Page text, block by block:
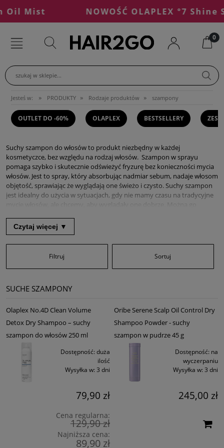
Mist NOWOŚĆ OLAPLEX °7 Shine
szukaj w sklepie...
Jesteś w: » PRODUKTY » Rodzaje produktów » szampony
OUTLET DO -60% OLAPLEX BESTSELLERY
Suchy szampon do włosów to produkt niezbędny w każdej
kosmetyczce, bez względu na rodzaj włosów. Szampon w sprayu
pomaga szybko i skutecznie odświeżyć fryzurę bez konieczności mycia
włosów. Jest to spray, który absorbując nadmiar sebum, nadaje włosom
objętość, sprawiając że wyglądają one świeżo i czysto. Suchy szampon
jest idealny do użycia w sytuacjach, gdy nie mamy czasu na tradycyjne
mycie włosów, ale chcemy, aby wyglądały one dobrze. Można go
przedłużyć świeżość fryzury. W sklepie hair2go.pl z profesjonalnymi
produktami do pielęgnacji i stylizacji włosów znajdziesz suche
szampony doskonale znanych marek, takich jakKevin Murphy,Olaplex
Eleven Australia
Na czym polega działanie suchego szamponu?
pomagają w oczyszczeniu i odświeżeniu włosów bez konieczności ich
Skrobia kukurydziana lub ryżowa - absorbują nadmiar sebum na
skórze głowy i włosach, sprawiając że wyglądają one świeżo i
czysto.
Talk - działa matująco i pomaga w absorpcji zbędnego oleju z
włosów.
Ekstrakty roślinne - często dodawane do suchych szamponów
dla dodatkowego odświeżenia, regeneracji i nawilżenia włosów.
zapachu do suchego szamponu, oraz do pielęgnacji i ochrony
Czytaj więcej ▼
Filtruj Sortuj
SUCHE SZAMPONY
Olaplex No.4D Clean Volume
Detox Dry Shampoo – suchy
szampon do włosów 250 ml
Dostępność: duża
ilość
Wysyłka w: 3 dni
79,90 zł
Cena regularna:
129,90 zł
Najniższa cena:
89,90 zł
Oribe Serene Scalp Oil Control Dry
Shampoo Powder - suchy
szampon w pudrze 45 g
Dostępność: na
wyczerpaniu
Wysyłka w: 3 dni
245,00 zł